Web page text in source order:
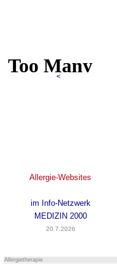
<
Allergie-Websites
im Info-Netzwerk
MEDIZIN 2000
20.7.2026
Allergietherapie